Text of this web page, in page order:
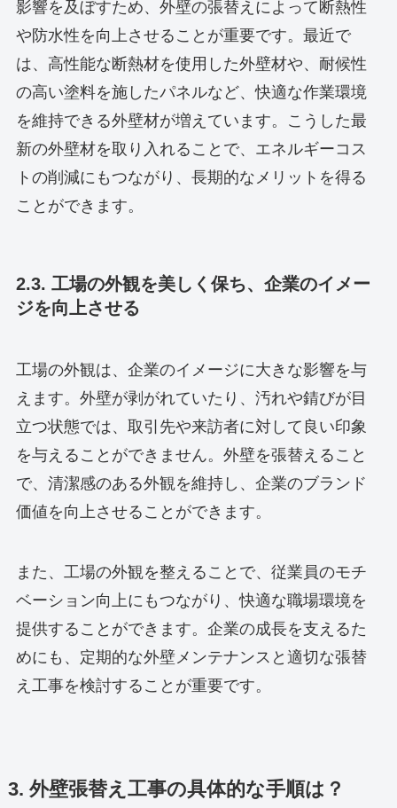
影響を及ぼすため、外壁の張替えによって断熱性
や防水性を向上させることが重要です。最近で
は、高性能な断熱材を使用した外壁材や、耐候性
の高い塗料を施したパネルなど、快適な作業環境
を維持できる外壁材が増えています。こうした最
新の外壁材を取り入れることで、エネルギーコス
トの削減にもつながり、長期的なメリットを得る
ことができます。
2.3. 工場の外観を美しく保ち、企業のイメー
ジを向上させる
工場の外観は、企業のイメージに大きな影響を与
えます。外壁が剥がれていたり、汚れや錆びが目
立つ状態では、取引先や来訪者に対して良い印象
を与えることができません。外壁を張替えること
で、清潔感のある外観を維持し、企業のブランド
価値を向上させることができます。
また、工場の外観を整えることで、従業員のモチ
ベーション向上にもつながり、快適な職場環境を
提供することができます。企業の成長を支えるた
めにも、定期的な外壁メンテナンスと適切な張替
え工事を検討することが重要です。
3. 外壁張替え工事の具体的な手順は？